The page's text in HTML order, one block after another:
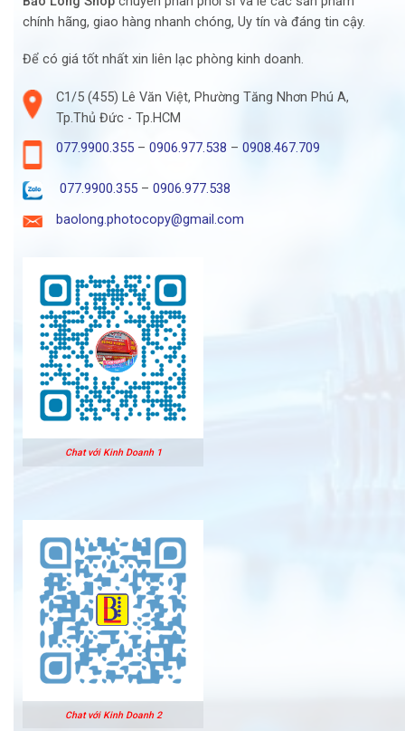
chính hãng, giao hàng nhanh chóng, Uy tín và đáng tin cậy.
Để có giá tốt nhất xin liên lạc phòng kinh doanh.
C1/5 (455) Lê Văn Việt, Phường Tăng Nhơn Phú A,
Tp.Thủ Đức - Tp.HCM
077.9900.355– 0906.977.538 – 0908.467.709
077.9900.355– 0906.977.538
baolong.photocopy@gmail.com
Chat với Kinh Doanh 1
Chat với Kinh Doanh 2